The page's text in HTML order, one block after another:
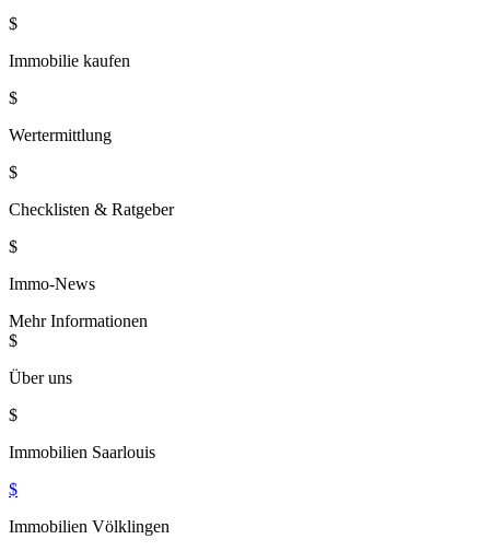
$
Immobilie kaufen
$
Wertermittlung
$
Checklisten & Ratgeber
$
Immo-News
Mehr Informationen
$
Über uns
$
Immobilien Saarlouis
$
Immobilien Völklingen